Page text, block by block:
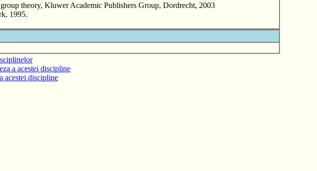
theory, Kluwer Academic Publishers Group, Dordrecht, 2003
1995.
a acestei discipline
acestei discipline